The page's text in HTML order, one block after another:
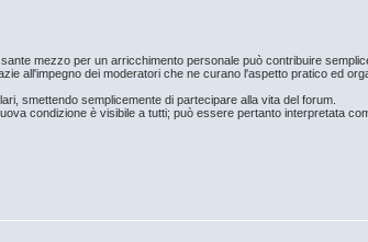
mezzo per un arricchimento personale può contribuire
all'impegno dei moderatori che ne curano l'aspetto pratico ed
smettendo semplicemente di partecipare alla vita del forum.
condizione è visibile a tutti; può essere pertanto interpretata